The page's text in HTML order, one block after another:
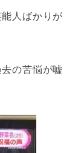
人ばかりが
の苦悩が嘘